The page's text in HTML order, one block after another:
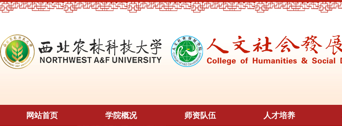
网站首页 学院概况 师资队伍 人才培养